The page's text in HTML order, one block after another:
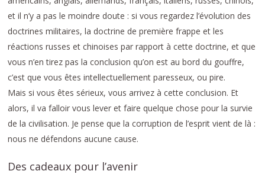
et il n’y a pas le moindre doute : si vous regardez l’évolution des
doctrines militaires, la doctrine de première frappe et les
réactions russes et chinoises par rapport à cette doctrine, et que
vous n’en tirez pas la conclusion qu’on est au bord du gouffre,
c’est que vous êtes intellectuellement paresseux, ou pire.
Mais si vous êtes sérieux, vous arrivez à cette conclusion. Et
alors, il va falloir vous lever et faire quelque chose pour la survie
de la civilisation. Je pense que la corruption de l’esprit vient de là :
nous ne défendons aucune cause.
Des cadeaux pour l’avenir